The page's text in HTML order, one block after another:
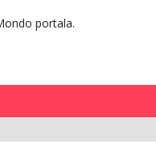
portala.